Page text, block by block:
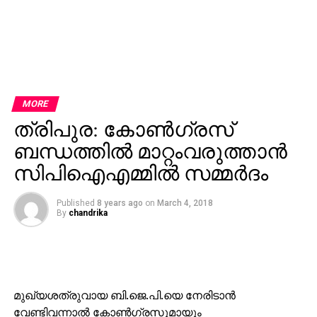
MORE
ത്രിപുര: കോണ്‍ഗ്രസ്‌
ബന്ധത്തില്‍ മാറ്റംവരുത്താന്‍
സിപിഐഎമ്മില്‍ സമ്മര്‍ദം
Published 8 years ago on March 4, 2018
By chandrika
മുഖ്യശത്രുവായ ബി.ജെ.പി.യെ നേരിടാന്‍
വേണ്ടിവന്നാല്‍ കോണ്‍ഗ്രസുമായും